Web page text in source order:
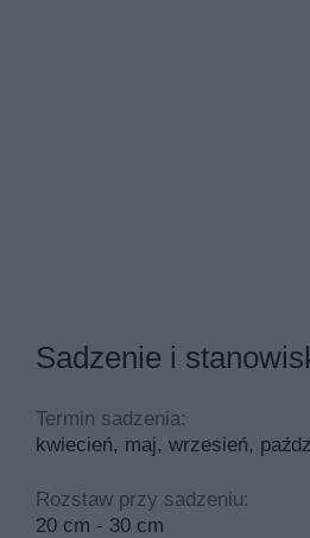
Sadzenie i
Termin sadzenia:
kwiecień, maj, wrzesień,
Rozstaw przy sadzeniu:
20 cm - 30 cm